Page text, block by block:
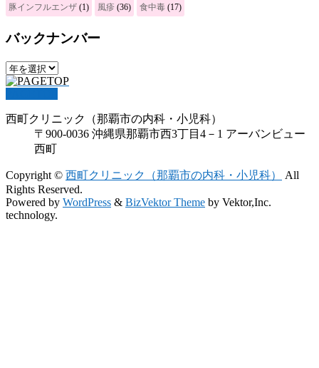
豚インフルエンザ (1) 風疹 (36) 食中毒 (17)
バックナンバー
西町クリニック（那覇市の内科・小児科）
〒900-0036 沖縄県那覇市西3丁目4－1 アーバンビュー
西町
Copyright © 西町クリニック（那覇市の内科・小児科）
All
Rights Reserved.
Powered by WordPress & BizVektor Theme by Vektor,Inc.
technology.